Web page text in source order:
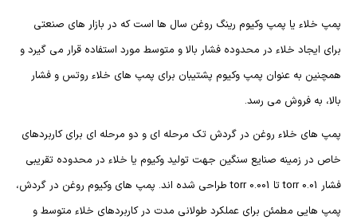
پمپ خلاء یا پمپ وکیوم رینگ روغن سال ها است که در بازار های صنعتی
برای ایجاد خلاء در محدوده فشار بالا و متوسط مورد استفاده قرار می گیرد و
همچنین به عنوان پمپ وکیوم پشتیبان برای پمپ های خلاء روتس و فشار
بالا، به فروش می رسد.
پمپ های خلاء روغن در گردش تک مرحله ای و دو مرحله ای برای کاربردهای
خاص در زمینه صنایع سنگین جهت تولید وکیوم یا خلاء در محدوده تقریبی
فشار torr 0.01 تا torr 0.001 طراحی شده اند. پمپ های وکیوم روغن در گردش،
پمپ هایی مطمئن برای عملکرد طولانی مدت در کاربردهای خلاء متوسط و